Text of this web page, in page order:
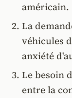
américain.
La
véhicules
anxiété
Le besoin
entre la